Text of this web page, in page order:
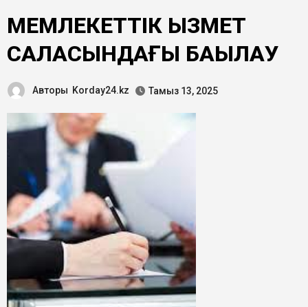
МЕМЛЕКЕТТІК ҚЫЗМЕТ
САЛАСЫНДАҒЫ БАҚЫЛАУ
Авторы Korday24.kz Тамыз 13, 2025